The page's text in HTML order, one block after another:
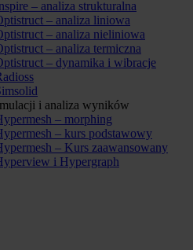
– analiza strukturalna
– analiza liniowa
– analiza nieliniowa
– analiza termiczna
– dynamika i wibracje
i analiza wyników
– morphing
– kurs podstawowy
– Kurs zaawansowany
i Hypergraph